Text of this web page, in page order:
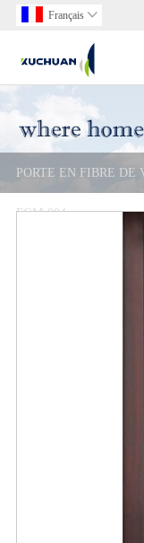
Français 
PORTE EN FIBRE
FGM-004